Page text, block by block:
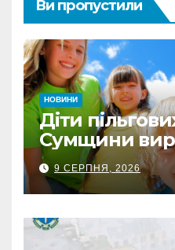
Ви пропустили
НОВИНИ
Діти
Сумщини
9 СЕРПНЯ, 2026